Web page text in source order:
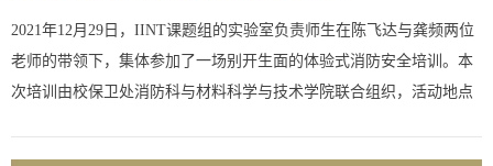
2021年12月29日，IINT课题组的实验室负责师生在陈飞达与龚频两位
老师的带领下，集体参加了一场别开生面的体验式消防安全培训。本
次培训由校保卫处消防科与材料科学与技术学院联合组织，活动地点